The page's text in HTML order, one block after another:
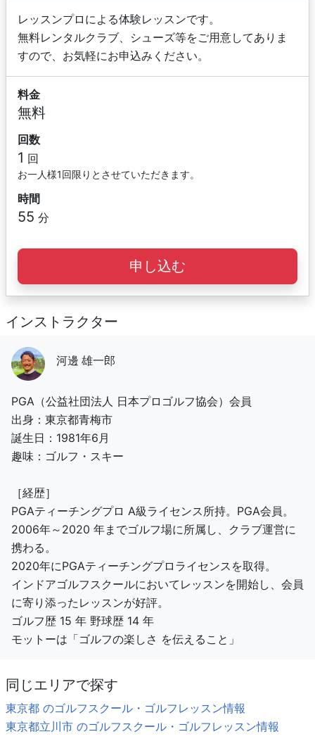
レッスンプロによる体験レッスンです。
無料レンタルクラブ、シューズ等をご用意してありま
すので、お気軽にお申込みください。
料金
無料
回数
1 回
お一人様1回限りとさせていただきます。
時間
55 分
申し込む
インストラクター
河邊 雄一郎
PGA（公益社団法人 日本プロゴルフ協会）会員
出身：東京都青梅市
誕生日：1981年6月
趣味：ゴルフ・スキー
［経歴］
PGAティーチングプロ A級ライセンス所持。PGA会員。
2006年～2020 年までゴルフ場に所属し、クラブ運営に
携わる。
2020年にPGAティーチングプロライセンスを取得。
インドアゴルフスクールにおいてレッスンを開始し、会員
に寄り添ったレッスンが好評。
ゴルフ歴 15 年 野球歴 14 年
モットーは「ゴルフの楽しさ を伝えること」
同じエリアで探す
東京都 のゴルフスクール・ゴルフレッスン情報
東京都立川市 のゴルフスクール・ゴルフレッスン情報